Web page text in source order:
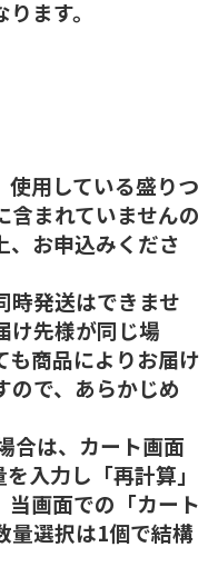
ます。
用している盛りつ
含まれていませんの
、お申込みくださ
発送はできませ
け先様が同じ場
も商品によりお届け
ので、あらかじめ
合は、カート画面
入力し「再計算」
当画面での「カート
量選択は1個で結構